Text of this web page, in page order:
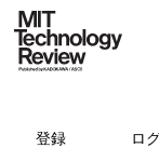
登録 ロ